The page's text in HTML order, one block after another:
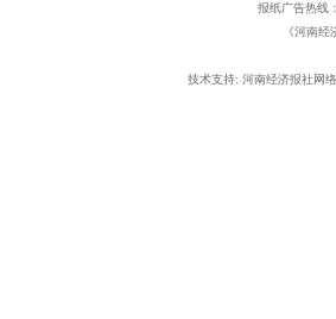
报纸广告热线
《河南
技术支持: 河南经济报社网